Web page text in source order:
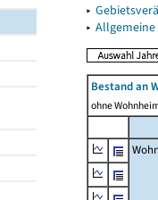
▸
▸
Bestand an
ohne